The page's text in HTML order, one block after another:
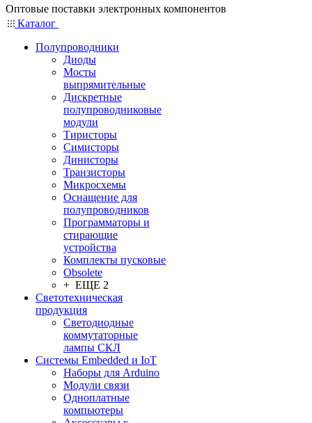
Оптовые поставки электронных компонентов
Каталог
Полупроводники
Диоды
Мосты
выпрямительные
Дискретные
полупроводниковые
модули
Тиристоры
Симисторы
Динисторы
Транзисторы
Микросхемы
Оснащение для
полупроводников
Программаторы и
стирающие
устройства
Комплекты пусковые
Obsolete
+ ЕЩЕ 2
Светотехническая
продукция
Светодиодные
коммутаторные
лампы СКЛ
Системы Embedded и IoT
Наборы для Arduino
Модули связи
Одноплатные
компьютеры